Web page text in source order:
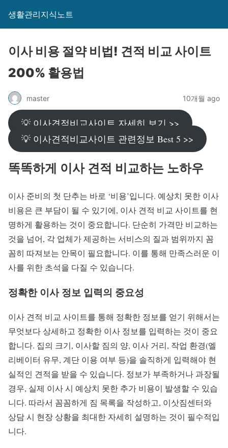
생활관리지식노트
이사 비용 절약 비법! 견적 비교 사이트
200% 활용법
master 10개월 ago
💡 이사견적비교사이트 자세히 보기 >>
💡 이사견적비교사이트 관련정보 Best 5 >>
똑똑하게 이사 견적 비교하는 노하우
이사 준비의 첫 단추는 바로 ‘비용’입니다. 예상치 못한 이사
비용은 큰 부담이 될 수 있기에, 이사 견적 비교 사이트를 현
명하게 활용하는 것이 중요합니다. 단순히 가격만 비교하는
것을 넘어, 각 업체가 제공하는 서비스의 질과 범위까지 꼼
꼼히 따져보는 안목이 필요합니다. 이를 통해 만족스러운 이
사를 위한 초석을 다질 수 있습니다.
정확한 이사 정보 입력의 중요성
이사 견적 비교 사이트를 통해 정확한 정보를 얻기 위해서는
무엇보다 상세하고 정확한 이사 정보를 입력하는 것이 중요
합니다. 집의 크기, 이사할 짐의 양, 이사 거리, 작업 환경(엘
리베이터 유무, 계단 이용 여부 등)을 솔직하게 입력해야 현
실적인 견적을 받을 수 있습니다. 정보가 부족하거나 과장될
경우, 실제 이사 시 예상치 못한 추가 비용이 발생할 수 있습
니다. 따라서 꼼꼼하게 짐 목록을 작성하고, 이삿짐센터와
상담 시 현장 상황을 최대한 자세히 설명하는 것이 필수적입
니다.